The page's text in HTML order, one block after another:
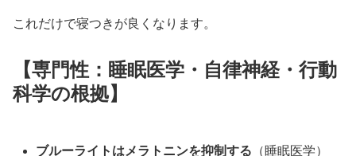
これだけで寝つきが良くなります。
【専門性：睡眠医学・自律神経・行動
科学の根拠】
ブルーライトはメラトニンを抑制する （睡眠医学）